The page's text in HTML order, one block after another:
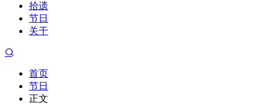
拾遗
节日
关于
首页
节日
正文